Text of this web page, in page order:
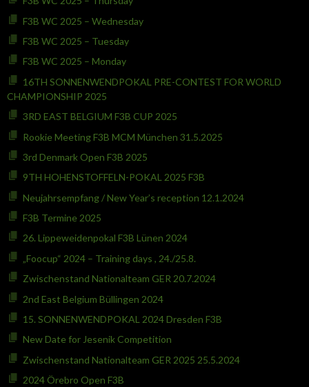
F3B WC 2025 – Wednesday
F3B WC 2025 – Tuesday
F3B WC 2025 – Monday
16TH SONNENWENDPOKAL PRE-CONTEST FOR WORLD
CHAMPIONSHIP 2025
3RD EAST BELGIUM F3B CUP 2025
Rookie Meeting F3B MCM München 31.5.2025
3rd Denmark Open F3B 2025
9TH HOHENSTOFFELN-POKAL 2025 F3B
Neujahrsempfang / New Year’s reception 12.1.2024
F3B Termine 2025
26. Lippeweidenpokal F3B Lünen 2024
„Foocup“ 2024 – Training days , 24./25.8.
Zwischenstand Nationalteam GER 20.7.2024
2nd East Belgium Büllingen 2024
15. SONNENWENDPOKAL 2024 Dresden F3B
New Date for Jesenik Competition
Zwischenstand Nationalteam GER 2025 25.5.2024
2024 Örebro Open F3B